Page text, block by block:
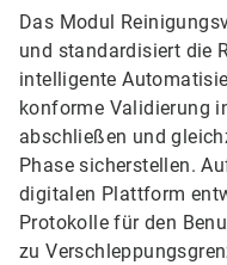
Das Modul
und standardisiert die
intelligente
konforme Validierung
abschließen und
Phase sicherstellen.
digitalen Plattform
Protokolle für den
zu